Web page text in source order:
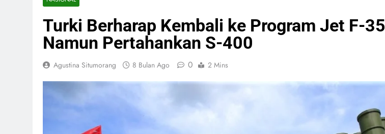
Turki Berharap Kembali ke Program Jet F-35
Namun Pertahankan S-400
Agustina Situmorang 8 Bulan Ago 0 2 Mins